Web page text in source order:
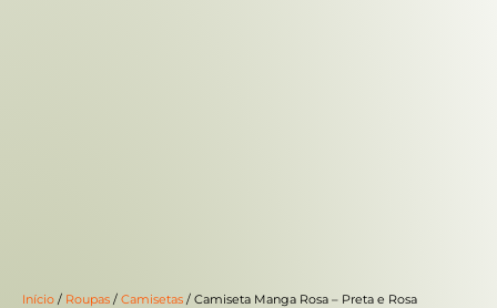
Início / Roupas / Camisetas / Camiseta Manga Rosa – Preta e Rosa